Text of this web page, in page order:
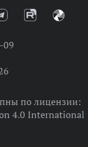
09
по лицензии:
4.0 International